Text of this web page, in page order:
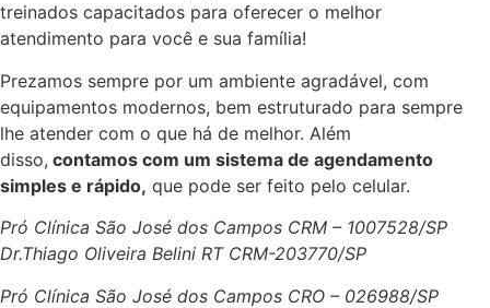
treinados capacitados para oferecer o melhor
atendimento para você e sua família!
Prezamos sempre por um ambiente agradável, com
equipamentos modernos, bem estruturado para sempre
lhe atender com o que há de melhor. Além
disso, contamos com um sistema de agendamento
simples e rápido, que pode ser feito pelo celular.
Pró Clínica São José dos Campos CRM – 1007528/SP
Dr.Thiago Oliveira Belini RT CRM-203770/SP
Pró Clínica São José dos Campos CRO – 026988/SP